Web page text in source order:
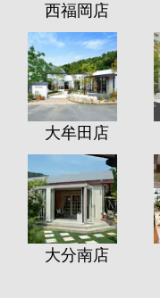
西福岡店
大牟田店
大分南店